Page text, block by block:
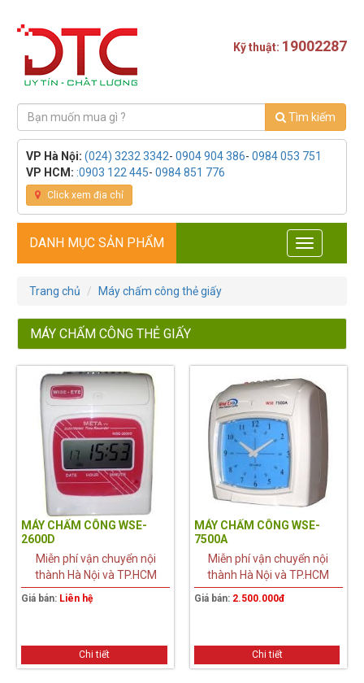
Kỹ thuật: 19002287
Tìm kiếm
VP Hà Nội:(024) 3232 3342-0904 904 386-0984 053 751
VP HCM: :0903 122 445-0984 851 776
Click xem địa chỉ
DANH MỤC SẢN PHẨM
Toggle
navigation
Trang chủ Máy chấm công thẻ giấy
MÁY CHẤM CÔNG THẺ GIẤY
MÁY CHẤM CÔNG WSE-
2600D
Miễn phí vận chuyển nội
thành Hà Nội và TP.HCM
Giá bán: Liên hệ
Chi tiết
MÁY CHẤM CÔNG WSE-
7500A
Miễn phí vận chuyển nội
thành Hà Nội và TP.HCM
Giá bán: 2.500.000đ
Chi tiết